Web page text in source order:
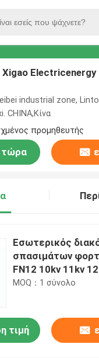
Xigao Electricenergy
industrial zone,
CHINA,Κίνα
προμηθευτής
τώρα
Εσωτερικός
σπασιμάτων
FN12 10kv 11kv
1250A
MOQ：1 σύνολο
τιμή